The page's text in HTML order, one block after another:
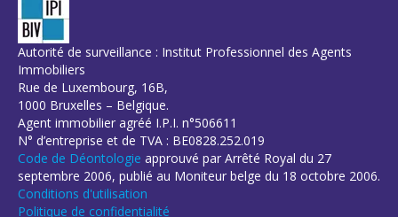
Autorité de surveillance : Institut Professionnel des Agents
Immobiliers
Rue de Luxembourg, 16B,
1000 Bruxelles – Belgique.
Agent immobilier agréé I.P.I. n°506611
N° d’entreprise et de TVA : BE0828.252.019
Code de Déontologie approuvé par Arrêté Royal du 27
septembre 2006, publié au Moniteur belge du 18 octobre 2006.
Conditions d'utilisation
Politique de confidentialité